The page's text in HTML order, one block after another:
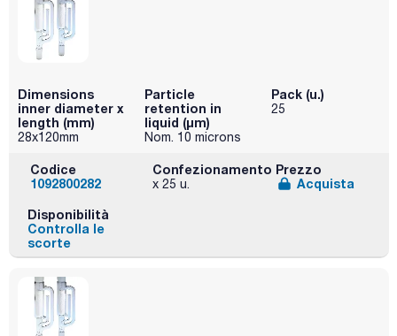
Dimensions
inner diameter x
length (mm)
28x120mm
Particle
retention in
liquid (μm)
Nom. 10 microns
Pack (u.)
25
Codice
1092800282
Confezionamento
x 25 u.
Prezzo
Acquista
Disponibilità
Controlla le
scorte